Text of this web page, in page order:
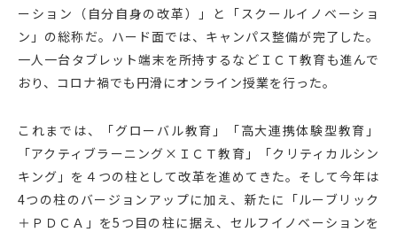
ーション（自分自身の改革）」と「スクールイノベーショ
ン」の総称だ。ハード面では、キャンパス整備が完了した。
一人一台タブレット端末を所持するなどＩＣＴ教育も進んで
おり、コロナ禍でも円滑にオンライン授業を行った。
これまでは、「グローバル教育」「高大連携体験型教育」
「アクティブラーニング×ＩＣＴ教育」「クリティカルシン
キング」を４つの柱として改革を進めてきた。そして今年は
4つの柱のバージョンアップに加え、新たに「ルーブリック
＋ＰＤＣＡ」を5つ目の柱に据え、セルフイノベーションを